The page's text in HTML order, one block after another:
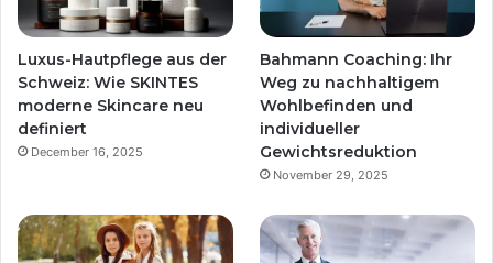
Luxus-Hautpflege aus der
Schweiz: Wie SKINTES
moderne Skincare neu
definiert
December 16, 2025
Bahmann Coaching: Ihr
Weg zu nachhaltigem
Wohlbefinden und
individueller
Gewichtsreduktion
November 29, 2025